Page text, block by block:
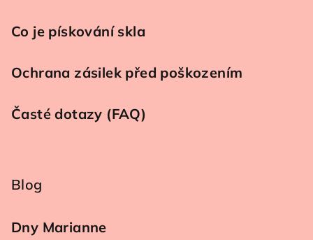
Co je pískování skla
Ochrana zásilek před poškozením
Časté dotazy (FAQ)
Blog
Dny Marianne